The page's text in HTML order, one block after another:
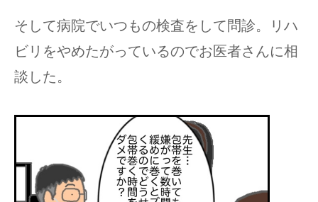
そして病院でいつもの検査をして問診。リハ
ビリをやめたがっているのでお医者さんに相
談した。